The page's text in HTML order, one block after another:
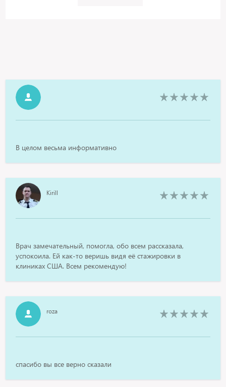
В целом весьма информативно
Kirill
Врач замечательный, помогла, обо всем рассказала,
успокоила. Ей как-то веришь видя её стажировки в
клиниках США. Всем рекомендую!
roza
спасибо вы все верно сказали